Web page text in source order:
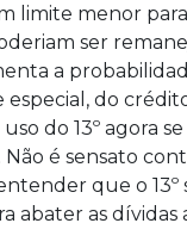
limite menor
ser
a
especial, do
do 13º agora
Não é sensato
que o
abater as